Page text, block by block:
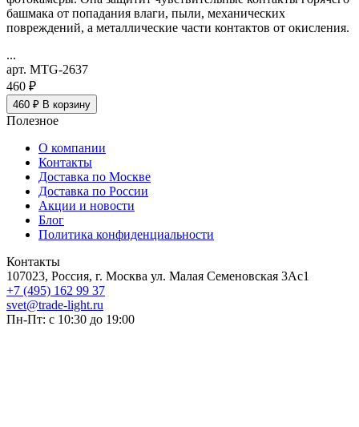
башмака от попадания влаги, пыли, механических
повреждений, а металлические части контактов от окисления.
...
арт. MTG-2637
460 ₽
460 ₽ В корзину
Полезное
О компании
Контакты
Доставка по Москве
Доставка по России
Акции и новости
Блог
Политика конфиденциальности
Контакты
107023, Россия, г. Москва ул. Малая Семеновская 3Ас1
+7 (495) 162 99 37
svet@trade-light.ru
Пн-Пт: с 10:30 до 19:00